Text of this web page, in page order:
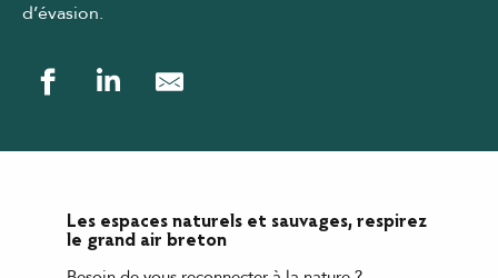
d’évasion.
Les espaces naturels et sauvages, respirez
le grand air breton